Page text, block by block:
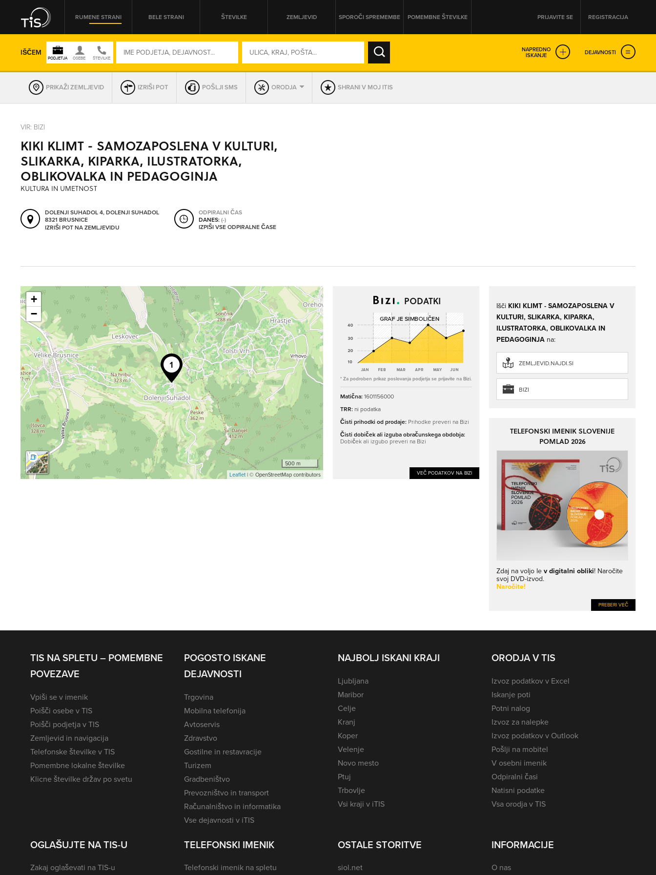
RUMENE STRANI BELE STRANI ŠTEVILKE ZEMLJEVID SPOROČI SPREMEMBE POMEMBNE ŠTEVILKE PRIJAVITE SE REGISTRACIJA
IŠČEM NAPREDNO
ISKANJE DEJAVNOSTI
REGIJA
OMREŽNA ŠT.
SO ODPRTA V
PRIKAŽI ZEMLJEVID IZRIŠI POT POŠLJI SMS ORODJA SHRANI V MOJ ITIS
VIR: BIZI
KIKI KLIMT - SAMOZAPOSLENA V KULTURI,
SLIKARKA, KIPARKA, ILUSTRATORKA,
OBLIKOVALKA IN PEDAGOGINJA
KULTURA IN UMETNOST
DOLENJI SUHADOL 4, DOLENJI SUHADOL
8321 BRUSNICE
IZRIŠI POT NA ZEMLJEVIDU
ODPIRALNI ČAS
DANES:(-)
IZPIŠI VSE ODPIRALNE ČASE
+
−
500 m
Leaflet| © OpenStreetMap contributors
PODATKI
* Za podroben prikaz poslovanja podjetja se prijavite na Bizi.
Matična:1601156000
TRR: ni podatka
Čisti prihodki od prodaje: Prihodke preveri na Bizi
Čisti dobiček ali izguba obračunskega obdobja:
Dobiček ali izgubo preveri na Bizi
VEČ PODATKOV NA BIZI
Išči KIKI KLIMT - SAMOZAPOSLENA V
KULTURI, SLIKARKA, KIPARKA,
ILUSTRATORKA, OBLIKOVALKA IN
PEDAGOGINJA na:
ZEMLJEVID.NAJDI.SI
BIZI
TELEFONSKI IMENIK SLOVENIJE
POMLAD 2026
Zdaj na voljo lev digitalni obliki! Naročite
svoj DVD-izvod.
Naročite!
PREBERI VEČ
TIS NA SPLETU – POMEMBNE
POVEZAVE
Vpiši se v imenik
Poišči osebe v TIS
Poišči podjetja v TIS
Zemljevid in navigacija
Telefonske številke v TIS
Pomembne lokalne številke
Klicne številke držav po svetu
POGOSTO ISKANE
DEJAVNOSTI
Trgovina
Mobilna telefonija
Avtoservis
Zdravstvo
Gostilne in restavracije
Turizem
Gradbeništvo
Prevozništvo in transport
Računalništvo in informatika
Vse dejavnosti v iTIS
NAJBOLJ ISKANI KRAJI
Ljubljana
Maribor
Celje
Kranj
Koper
Velenje
Novo mesto
Ptuj
Trbovlje
Vsi kraji v iTIS
ORODJA V TIS
Izvoz podatkov v Excel
Iskanje poti
Potni nalog
Izvoz za nalepke
Izvoz podatkov v Outlook
Pošlji na mobitel
V osebni imenik
Odpiralni časi
Natisni podatke
Vsa orodja v TIS
OGLAŠUJTE NA TIS-U
Zakaj oglaševati na TIS-u
TELEFONSKI IMENIK
Telefonski imenik na spletu
OSTALE STORITVE
siol.net
INFORMACIJE
O nas